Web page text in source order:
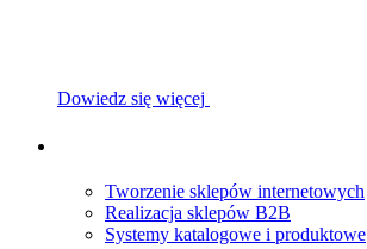
Dowiedz się więcej
Tworzenie sklepów internetowych
Realizacja sklepów B2B
Systemy katalogowe i produktowe